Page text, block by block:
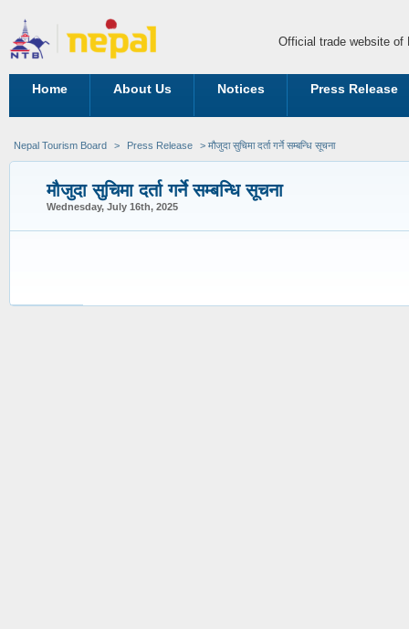
Official trade website of
Home About Us Notices Press Release
Nepal Tourism Board > Press Release > मौजुदा सुचिमा दर्ता गर्ने सम्बन्धि सूचना
मौजुदा सुचिमा दर्ता गर्ने सम्बन्धि सूचना
Wednesday, July 16th, 2025